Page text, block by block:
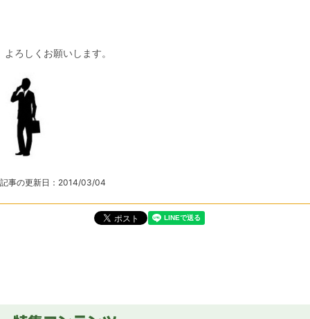
よろしくお願いします。
記事の更新日： 2014/03/04